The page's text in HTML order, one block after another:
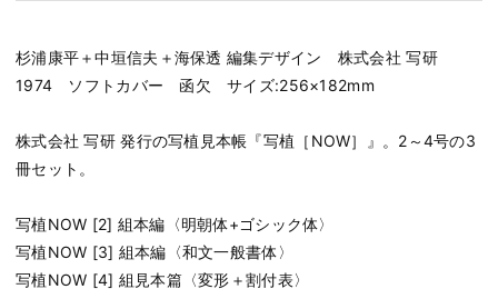
杉浦康平＋中垣信夫＋海保透 編集デザイン 株式会社 写研
1974 ソフトカバー 函欠 サイズ:256×182mm
株式会社 写研 発行の写植見本帳『写植［NOW］』。2～4号の3
冊セット。
写植NOW [2] 組本編〈明朝体+ゴシック体〉
写植NOW [3] 組本編〈和文一般書体〉
写植NOW [4] 組見本篇〈変形＋割付表〉